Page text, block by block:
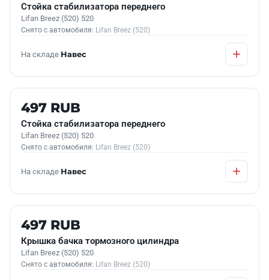
Стойка стабилизатора переднего
Lifan Breez (520) 520
Снято с автомобиля: Lifan Breez (520)
На складе Навес
Б/У В НАЛИЧИИ
497 RUB
Стойка стабилизатора переднего
Lifan Breez (520) 520
Снято с автомобиля: Lifan Breez (520)
На складе Навес
Б/У В НАЛИЧИИ
497 RUB
Крышка бачка тормозного цилиндра
Lifan Breez (520) 520
Снято с автомобиля: Lifan Breez (520)